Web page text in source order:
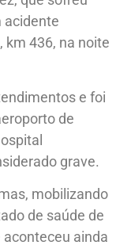
acidente
km 436, na noite
e foi
de
grave.
mobilizando
de saúde de
ainda